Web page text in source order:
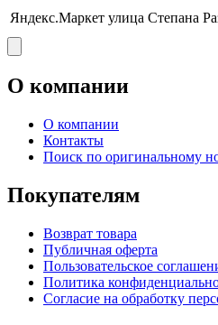
Яндекс.Маркет улица Степана
О компании
О компании
Контакты
Поиск по оригинальному
Покупателям
Возврат товара
Публичная оферта
Пользовательское
Политика
Согласие на обработку